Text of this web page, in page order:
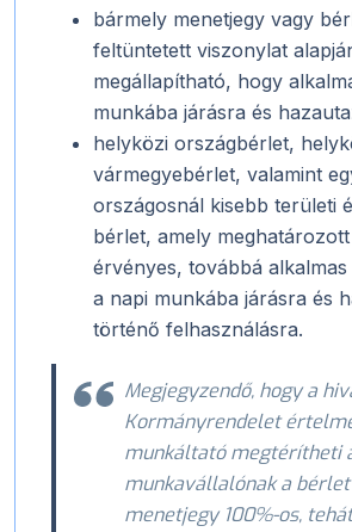
bármely menetjegy vagy
feltüntetett viszonylat
megállapítható, hogy
munkába járásra és
helyközi országbérlet,
vármegyebérlet, valamint
országosnál kisebb területi
bérlet, amely
érvényes, továbbá alkalmas
a napi munkába járásra és
történő felhasználásra.
Megjegyzendő, hogy a
Kormányrendelet
munkáltató megtérítheti
munkavállalónak a
menetjegy 100%-os,